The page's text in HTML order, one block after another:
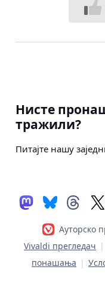
Нисте
тражили?
Питајте нашу
Ауторско
Vivaldi прегледач |
понашања |